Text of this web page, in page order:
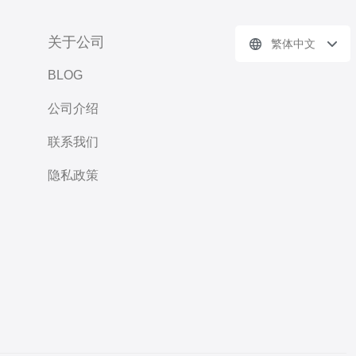
关于公司
BLOG
公司介绍
联系我们
隐私政策
繁体中文